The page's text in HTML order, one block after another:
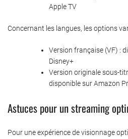
Apple TV
Concernant les langues, les options
Version française (VF) :
Disney+
Version originale sous-
disponible sur Amazon
Astuces pour un streaming
Pour une expérience de visionnage